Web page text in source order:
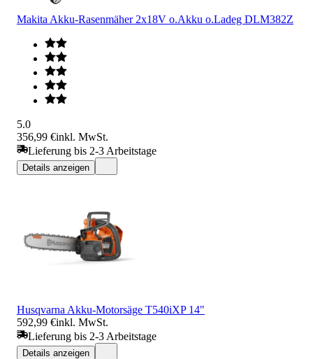
Makita Akku-Rasenmäher 2x18V o.Akku o.Ladeg DLM382Z
5.0
356,99 €inkl. MwSt.
Lieferung bis 2-3 Arbeitstage
Details anzeigen
Husqvarna Akku-Motorsäge T540iXP 14"
592,99 €inkl. MwSt.
Lieferung bis 2-3 Arbeitstage
Details anzeigen